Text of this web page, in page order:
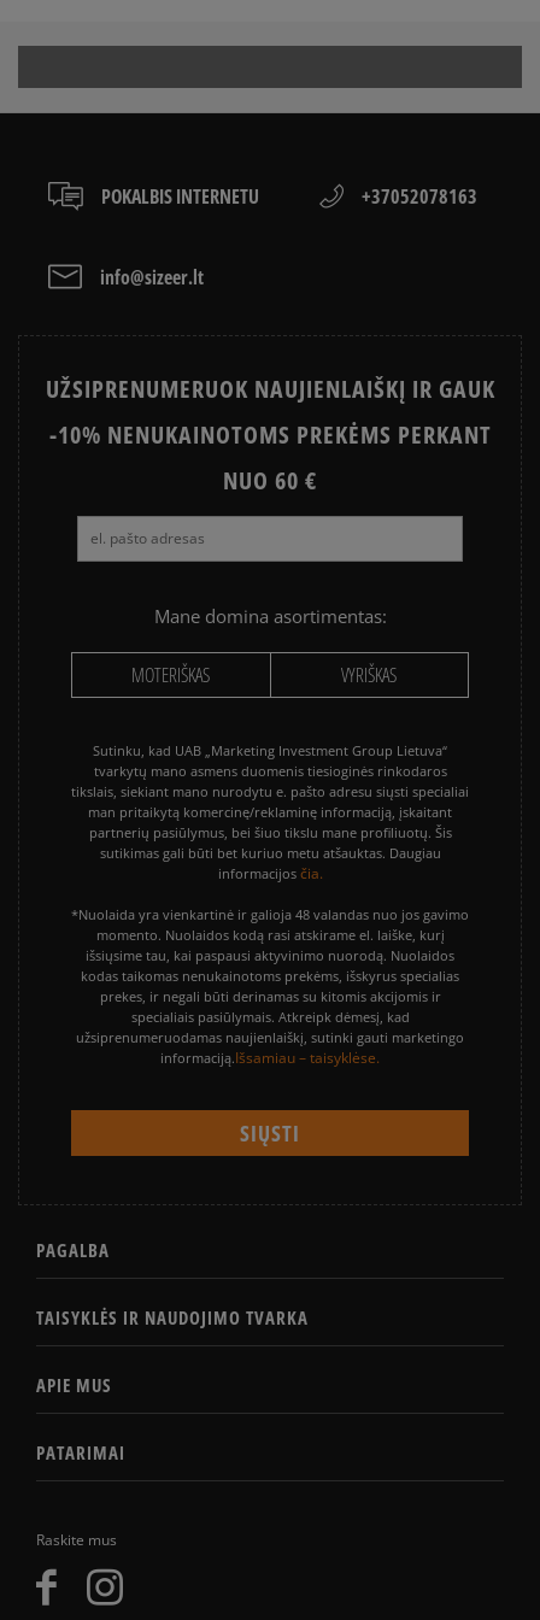
ON
VANS OLD SKOOL VS SUPERSTAR
LACOSTE ISTORIJA SNEAKER‘IŲ ISTORIJA
POKALBIS INTERNETU +37052078163
info@sizeer.lt
Raskite mus
UŽSIPRENUMERUOK NAUJIENLAIŠKĮ IR GAUK
-10% NENUKAINOTOMS PREKĖMS PERKANT
NUO 60 €
Mane domina asortimentas:
MOTERIŠKAS VYRIŠKAS
Sutinku, kad UAB „Marketing Investment Group Lietuva“
tvarkytų mano asmens duomenis tiesioginės rinkodaros
tikslais, siekiant mano nurodytu e. pašto adresu siųsti specialiai
man pritaikytą komercinę/reklaminę informaciją, įskaitant
partnerių pasiūlymus, bei šiuo tikslu mane profiliuotų. Šis
sutikimas gali būti bet kuriuo metu atšauktas. Daugiau
informacijos čia.
*Nuolaida yra vienkartinė ir galioja 48 valandas nuo jos gavimo
momento. Nuolaidos kodą rasi atskirame el. laiške, kurį
išsiųsime tau, kai paspausi aktyvinimo nuorodą. Nuolaidos
kodas taikomas nenukainotoms prekėms, išskyrus specialias
prekes, ir negali būti derinamas su kitomis akcijomis ir
specialiais pasiūlymais. Atkreipk dėmesį, kad
užsiprenumeruodamas naujienlaiškį, sutinki gauti marketingo
informaciją.Išsamiau – taisyklėse.
PAGALBA
TAISYKLĖS IR NAUDOJIMO TVARKA
APIE MUS
PATARIMAI